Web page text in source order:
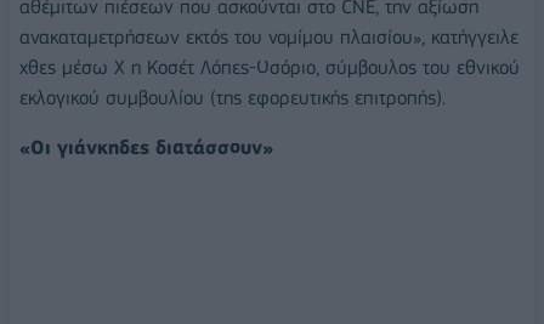
αθέμιτων πιέσεων που ασκούνται στο CNE, την αξίωση
ανακαταμετρήσεων εκτός του νομίμου πλαισίου», κατήγγειλε
χθες μέσω X η Κοσέτ Λόπες-Οσόριο, σύμβουλος του εθνικού
εκλογικού συμβουλίου (της εφορευτικής επιτροπής).
«Οι γιάνκηδες διατάσσουν»